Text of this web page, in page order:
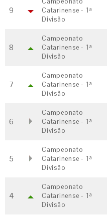
9
Catarinense - 1ª
Divisão
8
Campeonato
Catarinense - 1ª
Divisão
7
Campeonato
Catarinense - 1ª
Divisão
6
Campeonato
Catarinense - 1ª
Divisão
5
Campeonato
Catarinense - 1ª
Divisão
4
Campeonato
Catarinense - 1ª
Divisão